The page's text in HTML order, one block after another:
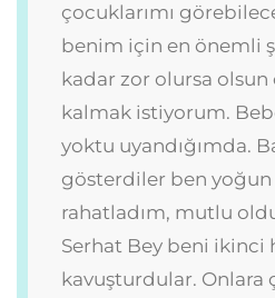
çocuklarımı
benim için en önemli
kadar zor olursa
kalmak istiyorum.
yoktu uyandığımda.
gösterdiler ben yoğun
rahatladım, mutlu
Serhat Bey beni ikinci
kavuşturdular. Onlara